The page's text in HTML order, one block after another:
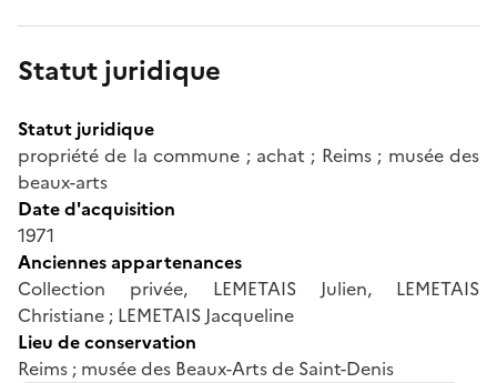
Statut juridique
Statut juridique
propriété de la commune ; achat ; Reims ; musée des
beaux-arts
Date d'acquisition
1971
Anciennes appartenances
Collection privée, LEMETAIS Julien, LEMETAIS
Christiane ; LEMETAIS Jacqueline
Lieu de conservation
Reims ; musée des Beaux-Arts de Saint-Denis